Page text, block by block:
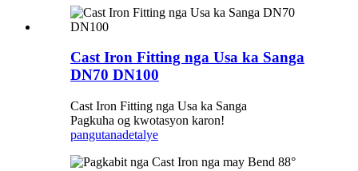
Cast Iron Fitting nga Usa ka Sanga
DN70 DN100
Cast Iron Fitting nga Usa ka Sanga
Pagkuha og kwotasyon karon!
pangutanadetalye